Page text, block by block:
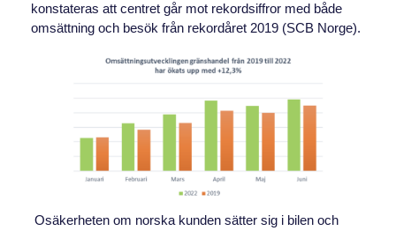
konstateras att centret går mot rekordsiffror med både
omsättning och besök från rekordåret 2019 (SCB Norge).
Osäkerheten om norska kunden sätter sig i bilen och